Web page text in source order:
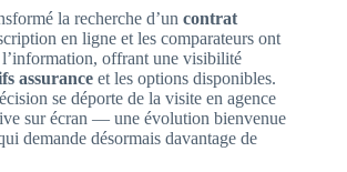
la recherche d’un contrat
en ligne et les comparateurs ont
l’information, offrant une visibilité
assurance et les options disponibles.
se déporte de la visite en agence
sur écran — une évolution bienvenue
demande désormais davantage de